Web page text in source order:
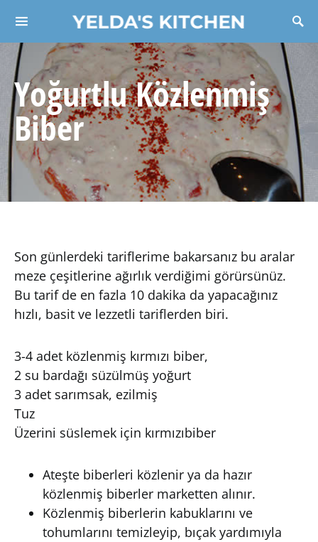
YELDA'S KITCHEN
Search for:
Yoğurtlu Közlenmiş
Biber
Son günlerdeki tariflerime bakarsanız bu aralar
meze çeşitlerine ağırlık verdiğimi görürsünüz.
Bu tarif de en fazla 10 dakika da yapacağınız
hızlı, basit ve lezzetli tariflerden biri.
3-4 adet közlenmiş kırmızı biber,
2 su bardağı süzülmüş yoğurt
3 adet sarımsak, ezilmiş
Tuz
Üzerini süslemek için kırmızıbiber
Ateşte biberleri közlenir ya da hazır
közlenmiş biberler marketten alınır.
Közlenmiş biberlerin kabuklarını ve
tohumlarını temizleyip, bıçak yardımıyla